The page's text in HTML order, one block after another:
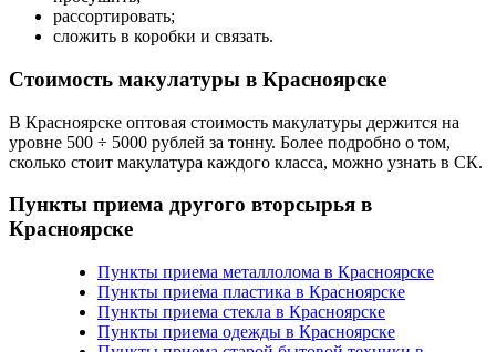
рассортировать;
сложить в коробки и связать.
Стоимость макулатуры в Красноярске
В Красноярске оптовая стоимость макулатуры держится на
уровне 500 ÷ 5000 рублей за тонну. Более подробно о том,
сколько стоит макулатура каждого класса, можно узнать в СК.
Пункты приема другого вторсырья в
Красноярске
Пункты приема металлолома в Красноярске
Пункты приема пластика в Красноярске
Пункты приема стекла в Красноярске
Пункты приема одежды в Красноярске